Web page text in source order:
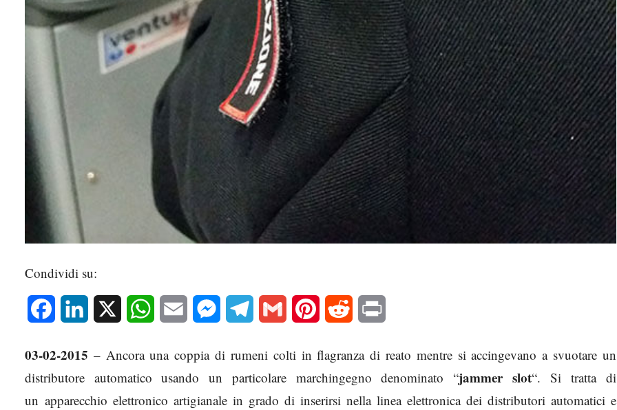
Condividi su:
Facebook LinkedIn WhatsAppEmail MessengerTelegram Gmail Pinterest Reddit
03-02-2015 – Ancora una coppia di rumeni colti in flagranza di reato mentre si accingevano a svuotare un
distributore automatico usando un particolare marchingegno denominato “jammer slot“. Si tratta di
un apparecchio elettronico artigianale in grado di inserirsi nella linea elettronica dei distributori automatici e